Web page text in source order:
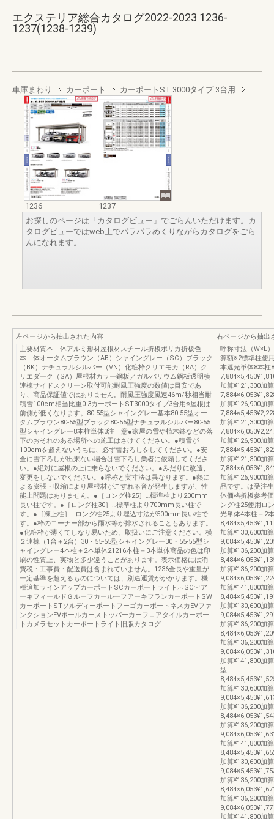
エクステリア総合カタログ2022-2023 1236-
1237(1238-1239)
車庫まわり カーポート カーポートST 3000タイプ 3台用
1236
1237
お探しのページは「カタログビュー」でごらんいただけます。カ
タログビューではweb上でパラパラめくりながらカタログをごら
んになれます。
左ページから抽出された内容
主要材質本 体アルミ形材屋根材スチール折板ポリカ折板色
本 体オータムブラウン（AB）シャイングレー（SC）ブラック
（BK）ナチュラルシルバー（VN）化粧枠クリエモカ（RA）ク
リエダーク（SA）屋根材カラー鋼板／ガルバリウム鋼板透明横
連棟サイドスクリーン取付可能耐風圧強度の数値は目安であ
り、商品保証値ではありません。耐風圧強度風速46m/秒相当耐
積雪100cm相当比重0.3カーポートST3000タイプ3台用※屋根は
前側が低くなります。80-55型シャイングレー基本80-55型オー
タムブラウン80-55型ブラック80-55型ナチュラルシルバー80-55
型シャイングレー8本柱単体3注 意●家屋の雪や植木鉢などの落
下のおそれのある場所への施工はさけてください。●積雪が
100cmを超えないうちに、必ず雪おろしをしてください。●安
全に雪下ろしが出来ない場合は雪下ろし業者に依頼してくださ
い。●絶対に屋根の上に乗らないでください。●みだりに改造、
変更をしないでください。●呼称と実寸法は異なります。●熱に
よる膨張・収縮により屋根材がこすれる音が発生しますが、性
能上問題はありません。●［ロング柱25］…標準柱より200mm
長い柱です。●［ロング柱30］…標準柱より700mm長い柱で
す。●［凍上柱］…ロング柱25より埋込寸法が500mm長い柱で
す。●枠のコーナー部から雨水等が排水されることもあります。
●化粧枠が薄くてしなり易いため、取扱いにご注意ください。横
２連棟（1台＋2台）30・55-55型シャイングレー30・55-55型シ
ャイングレー4本柱＋2本単体21216本柱＋3本単体商品の色は印
刷の性質上、実物と多少違うことがあります。表示価格には消
費税・工事費・配送費は含まれていません。1236全長や重量が
一定基準を超えるものについては、別途運賃がかかります。機
種追加ラインアップカーポートSCカーポートライト︵SC︶ア
ーキフィールドＧルーフカールーフアーキフランカーポートSW
カーポートSTソルディーポートフーゴカーポートネスカEVファ
ンクションEVポールカーストッパーカーフロアタイルカーポー
トカメラセットカーポートライト旧版カタログ
右ページから抽出
呼称寸法（W×L
算額※2標準柱使
本遮光単体8本柱
加算¥121,300加
加算¥126,900加
加算¥121,300加
加算¥126,900加
加算¥121,300加
加算¥126,900加
品です。は受注
体価格折板参考
ング柱25使用ロ
光単体4本柱＋2
加算¥130,600加
加算¥136,200加
加算¥136,200加
加算¥141,800加
加算¥130,600加
加算¥136,200加
加算¥136,200加
加算¥141,800加
型
加算¥130,600加
加算¥136,200加
加算¥136,200加
加算¥141,800加
加算¥130,600加
加算¥136,200加
加算¥136,200加
加算¥141,800加